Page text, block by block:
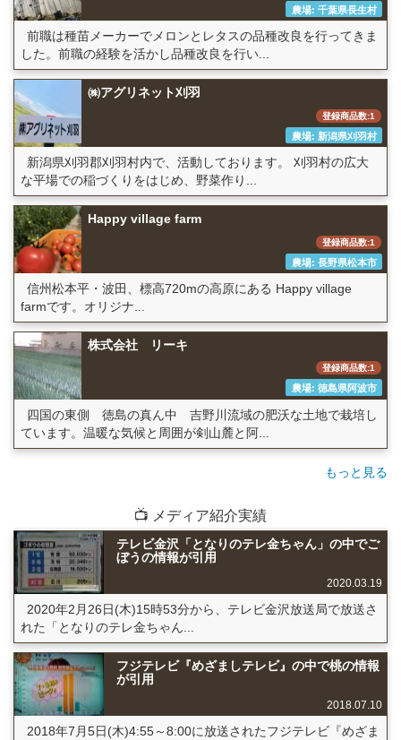
農場: 千葉県長生村
前職は種苗メーカーでメロンとレタスの品種改良を行ってきま
した。前職の経験を活かし品種改良を行い...
㈱アグリネット刈羽
登録商品数:1
農場: 新潟県刈羽村
新潟県刈羽郡刈羽村内で、活動しております。 刈羽村の広大
な平場での稲づくりをはじめ、野菜作り...
Happy village farm
登録商品数:1
農場: 長野県松本市
信州松本平・波田、標高720mの高原にある Happy village
farmです。オリジナ...
株式会社 リーキ
登録商品数:1
農場: 徳島県阿波市
四国の東側 徳島の真ん中 吉野川流域の肥沃な土地で栽培し
ています。温暖な気候と周囲が剣山麓と阿...
もっと見る
📺 メディア紹介実績
テレビ金沢「となりのテレ金ちゃん」の中でご
ぼうの情報が引用
2020.03.19
2020年2月26日(木)15時53分から、テレビ金沢放送局で放送さ
れた「となりのテレ金ちゃん...
フジテレビ『めざましテレビ』の中で桃の情報
が引用
2018.07.10
2018年7月5日(木)4:55～8:00に放送されたフジテレビ『めざま